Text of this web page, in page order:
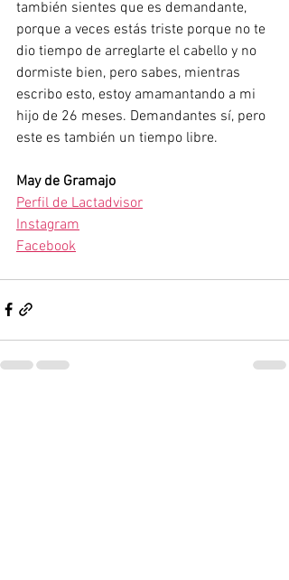
también sientes que es demandante,
porque a veces estás triste porque no te
dio tiempo de arreglarte el cabello y no
dormiste bien, pero sabes, mientras
escribo esto, estoy amamantando a mi
hijo de 26 meses. Demandantes sí, pero
este es también un tiempo libre.
May de Gramajo
Perfil de Lactadvisor
Instagram
Facebook